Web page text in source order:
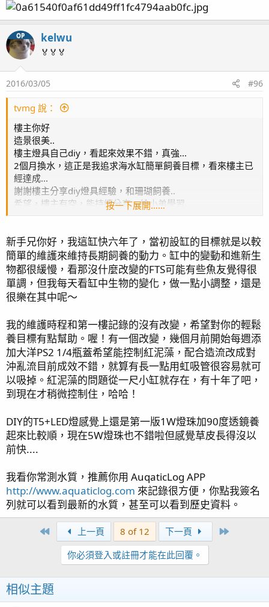
OP kelwu
🏅🏅🏅
2016/03/05 #96
tvmg 說：
樓主你好
造景很美..
樓主燈具自己diy，看起來效果不錯，真強...
2個月換水，這正是我追求海水缸簡單飼養目標，看來樓主已
經達成...
謝謝樓主分享diy燈具經驗，和珊瑚飼養..
希望，樓主有空，能持續分享，給小弟學習...
按一下展開……
新手兄你好，我這缸快六年了，當初設缸的目標就是以較
簡單的維護來維持長期飼養的動力。缸中的變動和進新生
物都很緩慢，看那沒什麼改變的FTS可能有些魚友覺得很
單調，但我每天看缸中生物的變化，做一點小調整，還是
很樂在其中呢～
我的維護時程和第一樓記錄的沒有改變，希望對你的輕鬆
養目標有點幫助。喔！有一個改變，幾個月前開始每週添
加大洋PS2 1/4瓶蓋希望能控制紅泥藻，配合造流改成對
沖亂流目前成效不錯，就算有長一點用虹吸管很容易就可
以吸掉。紅泥藻的問題從一尺小缸就存在，有十年了吧，
到現在才稍微控制住，哈哈！
DIY的T5+LED燈感覺上還是第一版1W燈珠加90度透鏡養
起來比較順，現在5W燈珠也不錯啦但感覺草皮長得沒以
前快....
我看你常測水質，推薦你用 AuqaticLog APP
http://www.aquaticlog.com 來記錄很方便，你點我簽名
列就可以看到最新的水質，甚至可以看到歷史資料。
First 上一頁 8 of 12 下一頁
你必須登入或註冊才能在此回覆。
相似主題